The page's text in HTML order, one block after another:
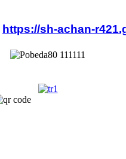
https://sh-achan-